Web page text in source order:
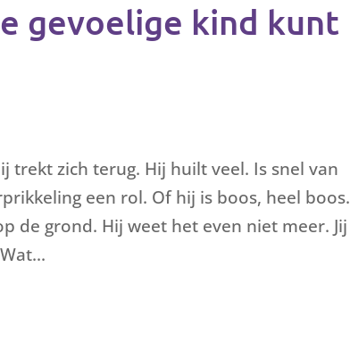
gevoelige kind kunt
trekt zich terug. Hij huilt veel. Is snel van
een rol. Of hij is boos, heel boos.
de grond. Hij weet het even niet meer. Jij